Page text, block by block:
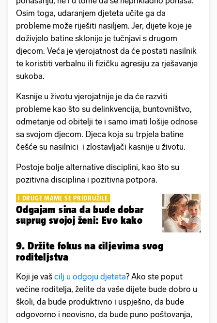
Osim toga, udaranjem djeteta učite ga da
probleme može riješiti nasiljem. Jer, dijete koje je
doživjelo batine sklonije je tučnjavi s drugom
djecom. Veća je vjerojatnost da će postati nasilnik
te koristiti verbalnu ili fizičku agresiju za rješavanje
sukoba.
Kasnije u životu vjerojatnije je da će razviti
probleme kao što su delinkvencija, buntovništvo,
odmetanje od obitelji te i samo imati lošije odnose
sa svojom djecom. Djeca koja su trpjela batine
češće su nasilnici i zlostavljači kasnije u životu.
Postoje bolje alternative disciplini, kao što su
pozitivna disciplina i pozitivna potpora.
I DRUGE MAME SE PRIDRUŽILE
Odgajam sina da bude dobar
suprug svojoj ženi: Evo kako
9. Držite fokus na ciljevima svog
roditeljstva
Koji je vaš cilj u odgoju djeteta? Ako ste poput
većine roditelja, želite da vaše dijete bude dobro u
školi, da bude produktivno i uspješno, da bude
odgovorno i neovisno, da bude puno poštovanja,